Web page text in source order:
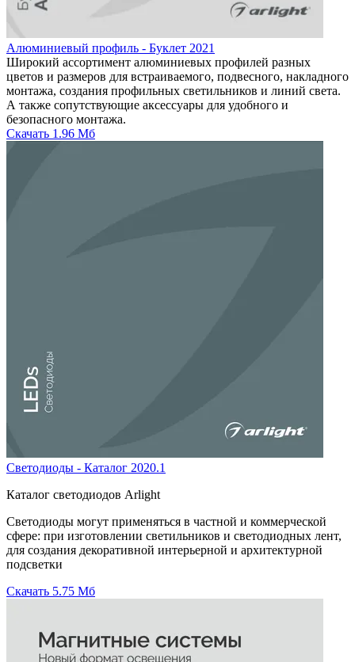
Алюминиевый профиль - Буклет 2021
Широкий ассортимент алюминиевых профилей разных
цветов и размеров для встраиваемого, подвесного, накладного
монтажа, создания профильных светильников и линий света.
А также сопутствующие аксессуары для удобного и
безопасного монтажа.
Скачать 1.96 Мб
Светодиоды - Каталог 2020.1
Каталог светодиодов Arlight
Светодиоды могут применяться в частной и коммерческой
сфере: при изготовлении светильников и светодиодных лент,
для создания декоративной интерьерной и архитектурной
подсветки
Скачать 5.75 Мб